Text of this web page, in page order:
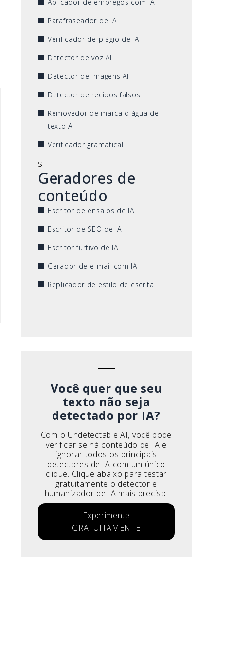
Aplicador de empregos com IA
Parafraseador de IA
Verificador de plágio de IA
Detector de voz AI
Detector de imagens AI
Detector de recibos falsos
Removedor de marca d'água de
texto AI
Verificador gramatical
s
Geradores de
conteúdo
Escritor de ensaios de IA
Escritor de SEO de IA
Escritor furtivo de IA
Gerador de e-mail com IA
Replicador de estilo de escrita
Você quer que seu
texto não seja
detectado por IA?
Com o Undetectable AI, você pode
verificar se há conteúdo de IA e
ignorar todos os principais
detectores de IA com um único
clique. Clique abaixo para testar
gratuitamente o detector e
humanizador de IA mais preciso.
Experimente
GRATUITAMENTE